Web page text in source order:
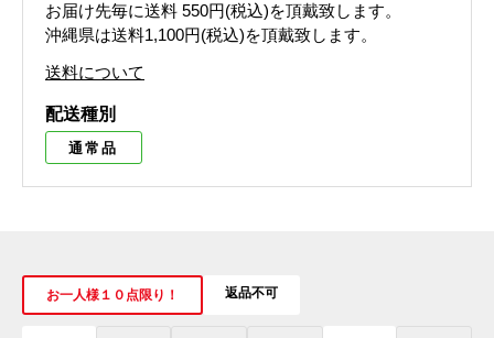
お届け先毎に送料 550円(税込)を頂戴致します。
沖縄県は送料1,100円(税込)を頂戴致します。
送料について
配送種別
通常品
お一人様１０点限り！ 返品不可